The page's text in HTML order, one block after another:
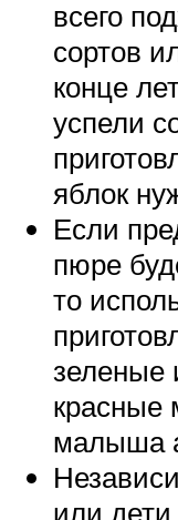
всего
сортов
конце
успели
яблок
Если
пюре
то
зеленые
красные
малыша
или дети